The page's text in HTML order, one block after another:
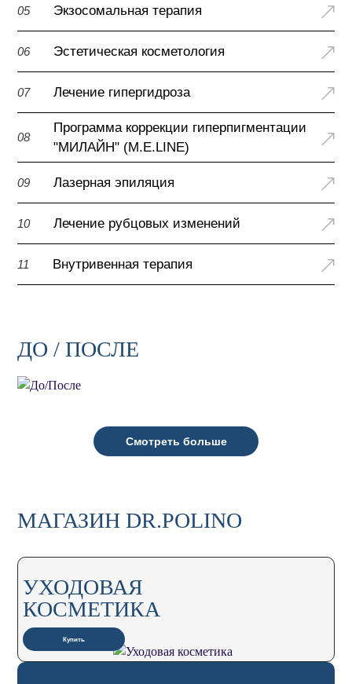
05 Экзосомальная терапия
06 Эстетическая косметология
07 Лечение гипергидроза
08
Программа коррекции гиперпигментации
"МИЛАЙН" (M.E.LINE)
09 Лазерная эпиляция
10 Лечение рубцовых изменений
11 Внутривенная терапия
ДО / ПОСЛЕ
Смотреть больше
МАГАЗИН DR.POLINO
УХОДОВАЯ
КОСМЕТИКА
Купить